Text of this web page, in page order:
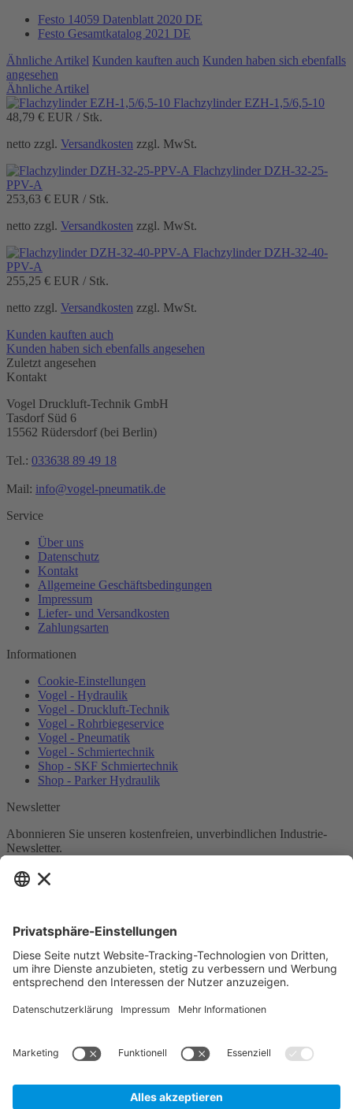
Festo 14059 Datenblatt 2020 DE
Festo Gesamtkatalog 2021 DE
Ähnliche Artikel Kunden kauften auch Kunden haben sich ebenfalls
angesehen
Ähnliche Artikel
Flachzylinder EZH-1,5/6,5-10
48,79 € EUR / Stk.
netto zzgl. Versandkosten zzgl. MwSt.
Flachzylinder DZH-32-25-
PPV-A
253,63 € EUR / Stk.
netto zzgl. Versandkosten zzgl. MwSt.
Flachzylinder DZH-32-40-
PPV-A
255,25 € EUR / Stk.
netto zzgl. Versandkosten zzgl. MwSt.
Kunden kauften auch
Kunden haben sich ebenfalls angesehen
Zuletzt angesehen
Kontakt
Vogel Druckluft-Technik GmbH
Tasdorf Süd 6
15562 Rüdersdorf (bei Berlin)
Tel.: 033638 89 49 18
Mail: info@vogel-pneumatik.de
Service
Über uns
Datenschutz
Kontakt
Allgemeine Geschäftsbedingungen
Impressum
Liefer- und Versandkosten
Zahlungsarten
Informationen
Cookie-Einstellungen
Vogel - Hydraulik
Vogel - Druckluft-Technik
Vogel - Rohrbiegeservice
Vogel - Pneumatik
Vogel - Schmiertechnik
Shop - SKF Schmiertechnik
Shop - Parker Hydraulik
Newsletter
Abonnieren Sie unseren kostenfreien, unverbindlichen Industrie-
Newsletter.
* Alle Preise verstehen sich zzgl.Versandkostenund
Zur Anzeige der für Sie gültigen Artikelpreise und der Möglichkeit
Cookie-Einstellungen